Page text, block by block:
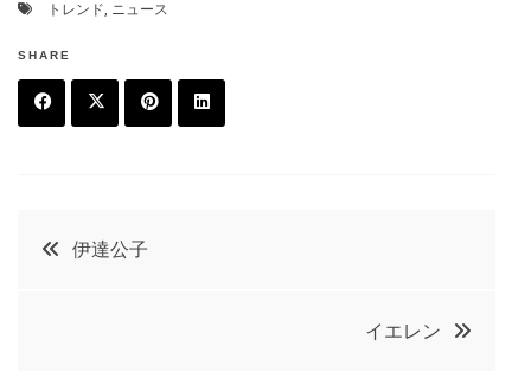
トレンド, ニュース
SHARE
t
投
伊達公子
イエレン